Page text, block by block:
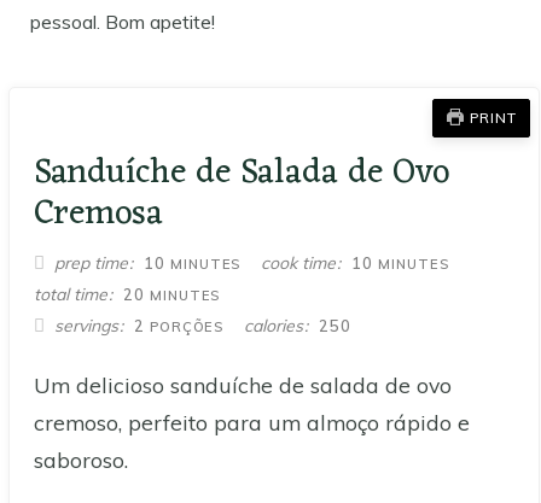
pessoal. Bom apetite!
PRINT
Sanduíche de Salada de Ovo
Cremosa
prep time 10 MINUTES
MINUTES cook time 10 MINUTES
MINUTES
total time 20 MINUTES
MINUTES
servings 2 PORÇÕES calories 250
Um delicioso sanduíche de salada de ovo
cremoso, perfeito para um almoço rápido e
saboroso.